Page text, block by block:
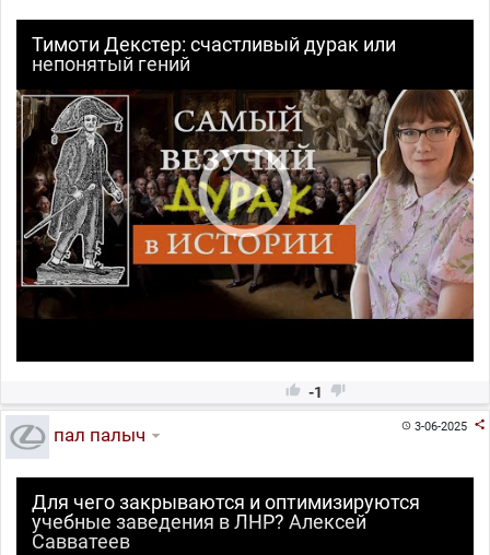
Тимоти Декстер: счастливый дурак или
непонятый гений
 -1 
3-06-2025 
пал палыч
Для чего закрываются и оптимизируются
учебные заведения в ЛНР? Алексей
Савватеев